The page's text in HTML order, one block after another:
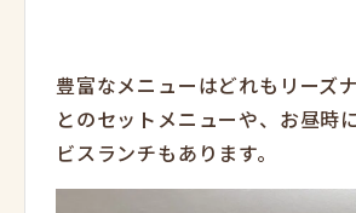
豊富なメニューはどれもリーズ
とのセットメニューや、お昼時
ビスランチもあります。